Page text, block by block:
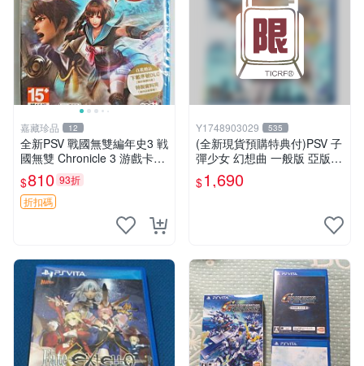
嘉藏珍品 12
全新PSV 戰國無雙編年史3 戦
國無雙 Chronicle 3 游戲卡帶
日文 【原裝正版 實體游戲卡
帶】 【港版日文】 【全新未
開封，拆封後不支持退
$810 93折
折扣碼
Y1748903029 535
(全新現貨預購特典付)PSV 子
彈少女 幻想曲 一般版 亞版
中英日文版
$1,690